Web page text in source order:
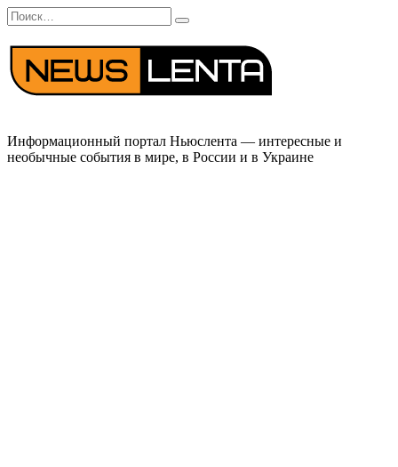
Перейти
к
содержанию
Search
for:
Информационный портал Ньюслента — интересные и
необычные события в мире, в России и в Украине